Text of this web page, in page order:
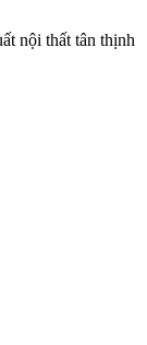
nội thất tân thịnh